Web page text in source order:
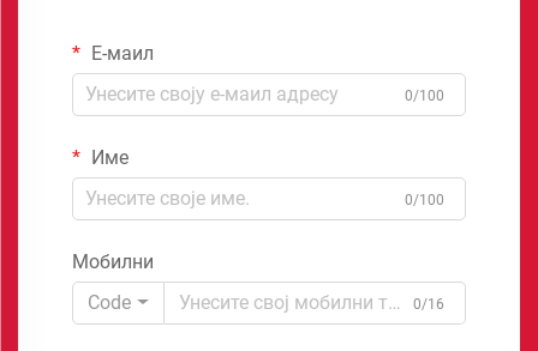
Е-маил
0/100
Име
0/100
Мобилни
Code
0/16